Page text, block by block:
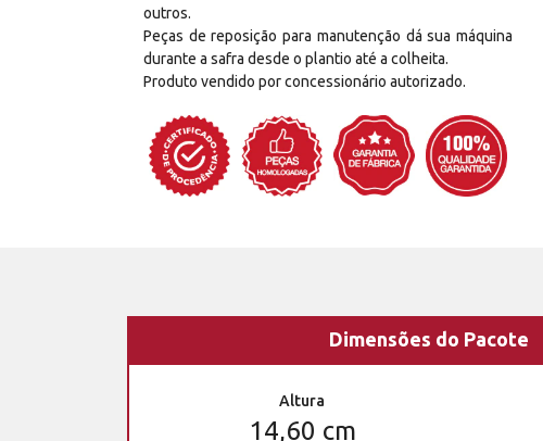
outros.
Peças de reposição para manutenção dá sua máquina
durante a safra desde o plantio até a colheita.
Produto vendido por concessionário autorizado.
Dimensões do Pacote
Altura
14,60 cm